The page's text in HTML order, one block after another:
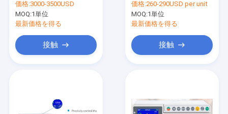
価格:3000-3500USD
MOQ:1単位
最新価格を得る
接触
価格:260-290USD per unit
MOQ:1単位
最新価格を得る
接触